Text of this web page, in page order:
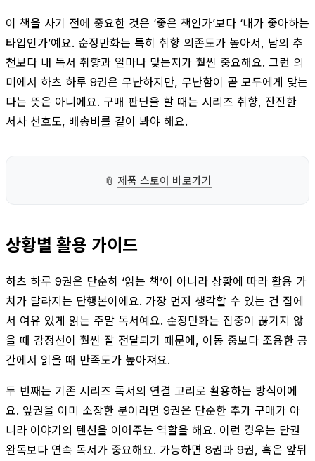
이 책을 사기 전에 중요한 것은 ‘좋은 책인가’보다 ‘내가 좋아하는
타입인가’예요. 순정만화는 특히 취향 의존도가 높아서, 남의 추
천보다 내 독서 취향과 얼마나 맞는지가 훨씬 중요해요. 그런 의
미에서 하츠 하루 9권은 무난하지만, 무난함이 곧 모두에게 맞는
다는 뜻은 아니에요. 구매 판단을 할 때는 시리즈 취향, 잔잔한
서사 선호도, 배송비를 같이 봐야 해요.
📎 제품 스토어 바로가기
상황별 활용 가이드
하츠 하루 9권은 단순히 ‘읽는 책’이 아니라 상황에 따라 활용 가
치가 달라지는 단행본이에요. 가장 먼저 생각할 수 있는 건 집에
서 여유 있게 읽는 주말 독서예요. 순정만화는 집중이 끊기지 않
을 때 감정선이 훨씬 잘 전달되기 때문에, 이동 중보다 조용한 공
간에서 읽을 때 만족도가 높아져요.
두 번째는 기존 시리즈 독서의 연결 고리로 활용하는 방식이에
요. 앞권을 이미 소장한 분이라면 9권은 단순한 추가 구매가 아
니라 이야기의 텐션을 이어주는 역할을 해요. 이런 경우는 단권
완독보다 연속 독서가 중요해요. 가능하면 8권과 9권, 혹은 앞뒤